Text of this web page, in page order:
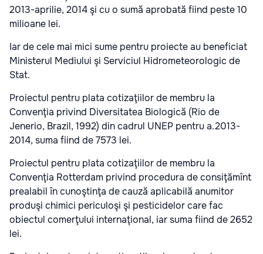
2013-aprilie, 2014 şi cu o sumă aprobată fiind peste 10
milioane lei.
Iar de cele mai mici sume pentru proiecte au beneficiat
Ministerul Mediului şi Serviciul Hidrometeorologic de
Stat.
Proiectul pentru plata cotizaţiilor de membru la
Convenţia privind Diversitatea Biologică (Rio de
Jenerio, Brazil, 1992) din cadrul UNEP pentru a.2013-
2014, suma fiind de 7573 lei.
Proiectul pentru plata cotizaţiilor de membru la
Convenţia Rotterdam privind procedura de consiţămînt
prealabil în cunoştinţa de cauză aplicabilă anumitor
produşi chimici periculoşi şi pesticidelor care fac
obiectul comerţului internaţional, iar suma fiind de 2652
lei.